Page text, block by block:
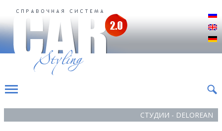
СТУДИИ - DELOREAN